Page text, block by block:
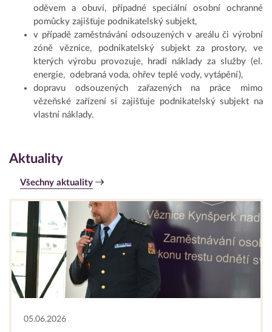
oděvem a obuví, případné speciální osobní ochranné
pomůcky zajišťuje podnikatelský subjekt,
v případě zaměstnávání odsouzených v areálu či výrobní
zóně věznice, podnikatelský subjekt za prostory, ve
kterých výrobu provozuje, hradí náklady za služby (el.
energie, odebraná voda, ohřev teplé vody, vytápění),
dopravu odsouzených zařazených na práce mimo
vězeňské zařízení si zajišťuje podnikatelský subjekt na
vlastní náklady.
Aktuality
Všechny aktuality
05.06.2026